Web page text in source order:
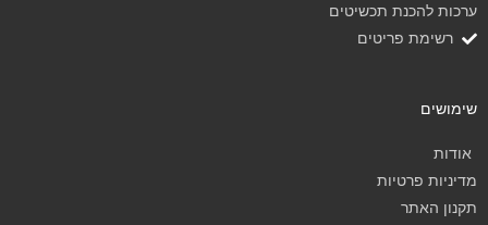
ערכות להכנת תכשיטים
רשימת פריטים
שימושים
אודות
מדיניות פרטיות
תקנון האתר